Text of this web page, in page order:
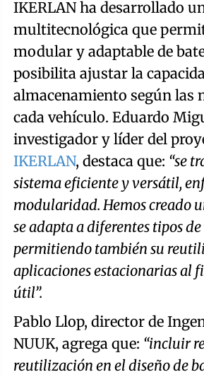
IKERLAN ha desarrollado
multitecnológica que
modular y adaptable de
posibilita ajustar la
almacenamiento según las
cada vehículo. Eduardo
investigador y líder del
IKERLAN, destaca que: “se
sistema eficiente y versátil,
modularidad. Hemos creado
se adapta a diferentes tipos
permitiendo también su
aplicaciones estacionarias al
útil”.
Pablo Llop, director de
NUUK, agrega que: “incluir
reutilización en el diseño de